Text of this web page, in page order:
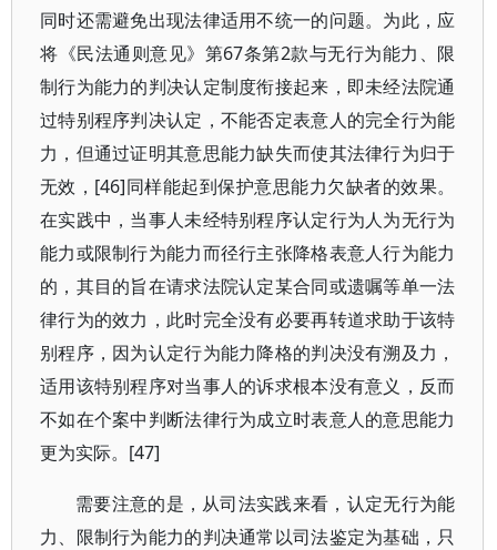
同时还需避免出现法律适用不统一的问题。为此，应
将《民法通则意见》第67条第2款与无行为能力、限
制行为能力的判决认定制度衔接起来，即未经法院通
过特别程序判决认定，不能否定表意人的完全行为能
力，但通过证明其意思能力缺失而使其法律行为归于
无效，[46]同样能起到保护意思能力欠缺者的效果。
在实践中，当事人未经特别程序认定行为人为无行为
能力或限制行为能力而径行主张降格表意人行为能力
的，其目的旨在请求法院认定某合同或遗嘱等单一法
律行为的效力，此时完全没有必要再转道求助于该特
别程序，因为认定行为能力降格的判决没有溯及力，
适用该特别程序对当事人的诉求根本没有意义，反而
不如在个案中判断法律行为成立时表意人的意思能力
更为实际。[47]
需要注意的是，从司法实践来看，认定无行为能
力、限制行为能力的判决通常以司法鉴定为基础，只